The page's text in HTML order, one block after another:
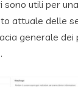
sono utili per
attuale delle
generale dei